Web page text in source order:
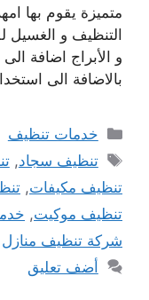
متميزة يقوم بها
التنظيف و الغسيل
و الأبراج اضافة
بالاضافة الى
التصنيفات
خدمات تنظيف
الوسوم
تنظيف سجاد,
تنظيف مكيفات,
تنظيف موكيت,
شركة تنظيف منازل
أضف تعليق